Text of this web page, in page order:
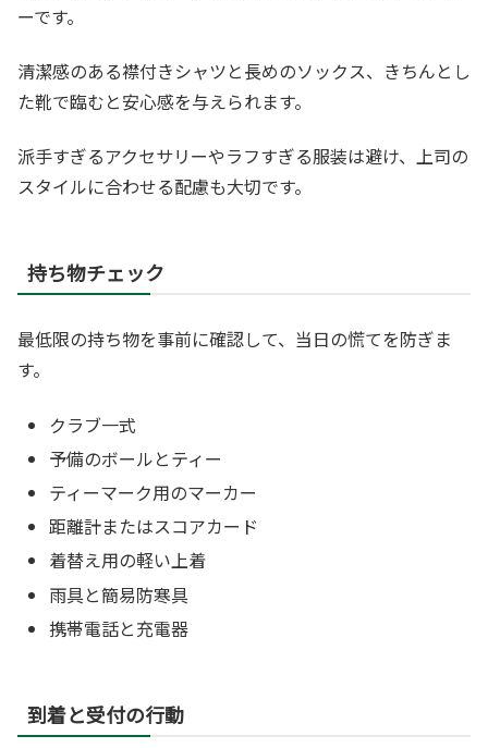
ーです。
清潔感のある襟付きシャツと長めのソックス、きちんとし
た靴で臨むと安心感を与えられます。
派手すぎるアクセサリーやラフすぎる服装は避け、上司の
スタイルに合わせる配慮も大切です。
持ち物チェック
最低限の持ち物を事前に確認して、当日の慌てを防ぎま
す。
クラブ一式
予備のボールとティー
ティーマーク用のマーカー
距離計またはスコアカード
着替え用の軽い上着
雨具と簡易防寒具
携帯電話と充電器
到着と受付の行動